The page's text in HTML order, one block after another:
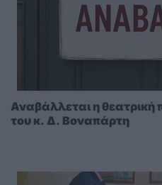
Αναβάλλεται η
του κ. Δ. Βοναπάρτη